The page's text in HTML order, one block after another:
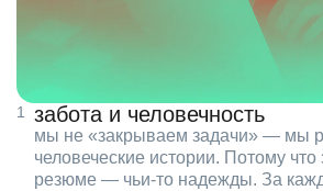
забота и человечность
мы не «закрываем задачи» — мы
человеческие истории. Потому
резюме — чьи‑то надежды. За